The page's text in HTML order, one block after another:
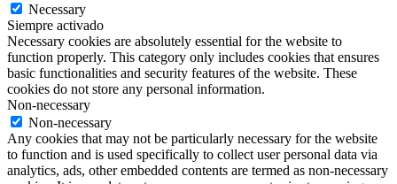
Necessary
Siempre activado
Necessary cookies are absolutely essential for the website to
function properly. This category only includes cookies that ensures
basic functionalities and security features of the website. These
cookies do not store any personal information.
Non-necessary
Non-necessary
Any cookies that may not be particularly necessary for the website
to function and is used specifically to collect user personal data via
analytics, ads, other embedded contents are termed as non-necessary